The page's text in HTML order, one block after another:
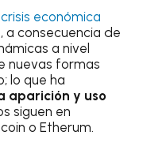
crisis económica
a consecuencia de
a nivel
nuevas formas
lo que ha
aparición y uso
siguen en
o Etherum.